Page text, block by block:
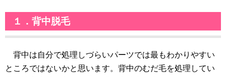
１．背中脱毛
背中は自分で処理しづらいパーツでは最もわかりやすい
ところではないかと思います。背中のむだ毛を処理してい